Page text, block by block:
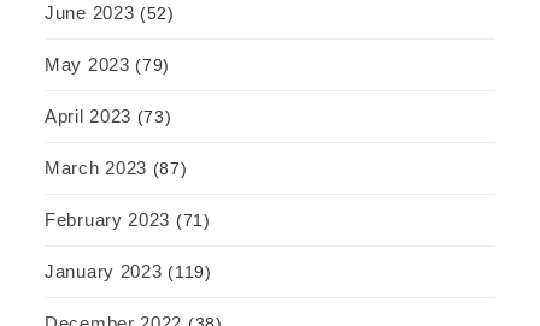
June 2023 (52)
May 2023 (79)
April 2023 (73)
March 2023 (87)
February 2023 (71)
January 2023 (119)